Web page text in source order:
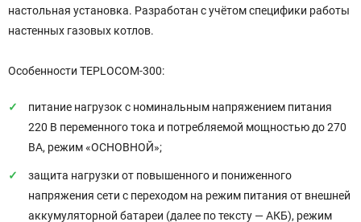
настольная установка. Разработан с учётом специфики работы
настенных газовых котлов.
Особенности TEPLOCOM-300:
питание нагрузок с номинальным напряжением питания
220 В переменного тока и потребляемой мощностью до 270
ВА, режим «ОСНОВНОЙ»;
защита нагрузки от повышенного и пониженного
напряжения сети с переходом на режим питания от внешней
аккумуляторной батареи (далее по тексту — АКБ), режим